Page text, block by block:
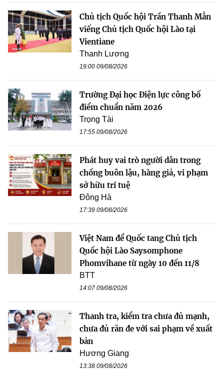
Chủ tịch Quốc hội Trần Thanh Mẫn
viếng Chủ tịch Quốc hội Lào tại
Vientiane
Thanh Lương
19:00 09/08/2026
Trường Đại học Điện lực công bố
điểm chuẩn năm 2026
Trọng Tài
17:55 09/08/2026
Phát huy vai trò người dân trong
chống buôn lậu, hàng giả, vi phạm
sở hữu trí tuệ
Đông Hà
17:39 09/08/2026
Việt Nam để Quốc tang Chủ tịch
Quốc hội Lào Saysomphone
Phomvihane từ ngày 10 đến 11/8
BTT
14:07 09/08/2026
Thanh tra, kiểm tra chưa đủ mạnh,
chưa đủ răn đe với sai phạm về xuất
bản
Hương Giang
13:38 09/08/2026